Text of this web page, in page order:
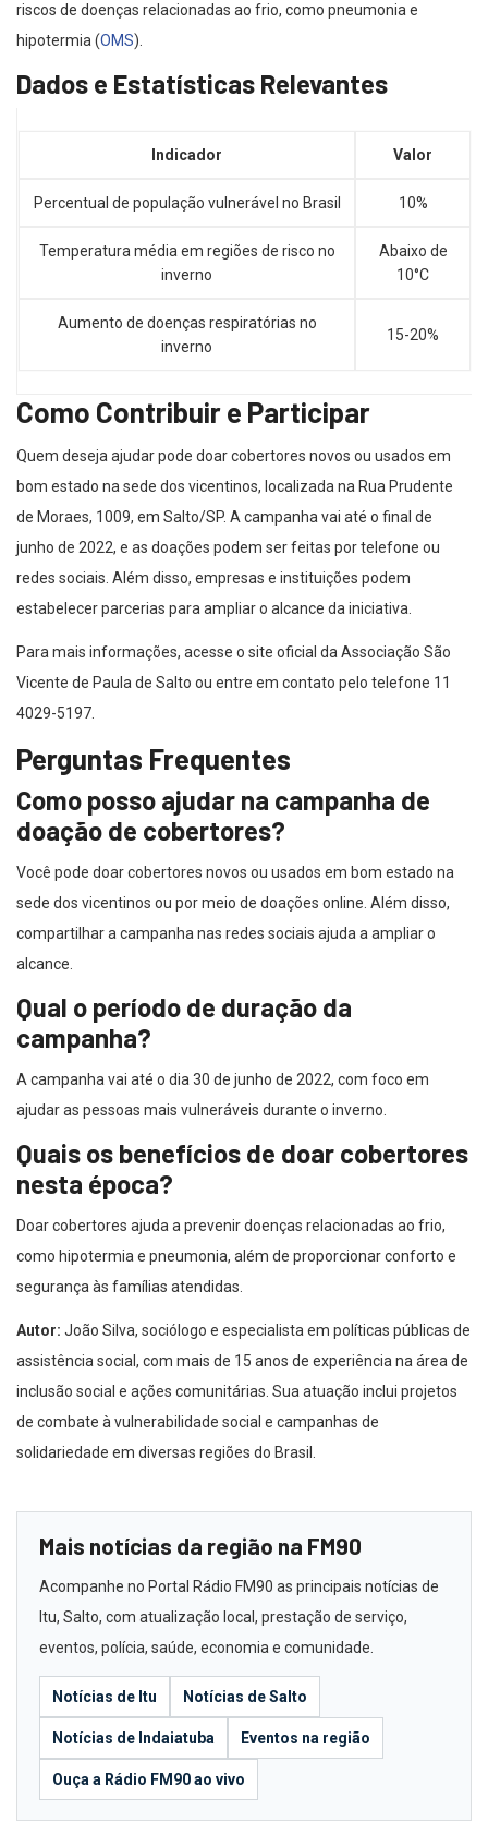
riscos de doenças relacionadas ao frio, como pneumonia e
hipotermia (OMS).
Dados e Estatísticas Relevantes
Indicador Valor
Percentual de população vulnerável no Brasil 10%
Temperatura média em regiões de risco no
inverno
Abaixo de
10°C
Aumento de doenças respiratórias no
inverno
15-20%
Como Contribuir e Participar
Quem deseja ajudar pode doar cobertores novos ou usados em
bom estado na sede dos vicentinos, localizada na Rua Prudente
de Moraes, 1009, em Salto/SP. A campanha vai até o final de
junho de 2022, e as doações podem ser feitas por telefone ou
redes sociais. Além disso, empresas e instituições podem
estabelecer parcerias para ampliar o alcance da iniciativa.
Para mais informações, acesse o site oficial da Associação São
Vicente de Paula de Salto ou entre em contato pelo telefone 11
4029-5197.
Perguntas Frequentes
Como posso ajudar na campanha de
doação de cobertores?
Você pode doar cobertores novos ou usados em bom estado na
sede dos vicentinos ou por meio de doações online. Além disso,
compartilhar a campanha nas redes sociais ajuda a ampliar o
alcance.
Qual o período de duração da
campanha?
A campanha vai até o dia 30 de junho de 2022, com foco em
ajudar as pessoas mais vulneráveis durante o inverno.
Quais os benefícios de doar cobertores
nesta época?
Doar cobertores ajuda a prevenir doenças relacionadas ao frio,
como hipotermia e pneumonia, além de proporcionar conforto e
segurança às famílias atendidas.
Autor: João Silva, sociólogo e especialista em políticas públicas de
assistência social, com mais de 15 anos de experiência na área de
inclusão social e ações comunitárias. Sua atuação inclui projetos
de combate à vulnerabilidade social e campanhas de
solidariedade em diversas regiões do Brasil.
Mais notícias da região na FM90
Acompanhe no Portal Rádio FM90 as principais notícias de
Itu, Salto, com atualização local, prestação de serviço,
eventos, polícia, saúde, economia e comunidade.
Notícias de Itu Notícias de Salto
Notícias de Indaiatuba Eventos na região
Ouça a Rádio FM90 ao vivo